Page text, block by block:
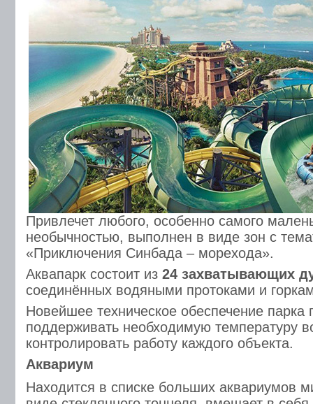
Привлечет любого, особенно самого
необычностью, выполнен в виде зон с
«Приключения Синбада – морехода».
Аквапарк состоит из 24 захватывающих
соединённых водяными протоками и
Новейшее техническое обеспечение парка
поддерживать необходимую температуру
контролировать работу каждого объекта.
Аквариум
Находится в списке больших аквариумов